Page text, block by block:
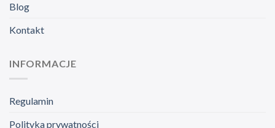
Blog
Kontakt
INFORMACJE
Regulamin
Polityka prywatności